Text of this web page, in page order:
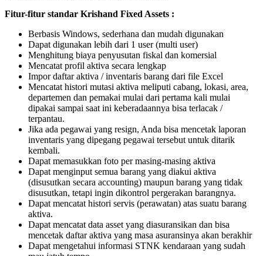
Fitur-fitur standar Krishand Fixed Assets :
Berbasis Windows, sederhana dan mudah digunakan
Dapat digunakan lebih dari 1 user (multi user)
Menghitung biaya penyusutan fiskal dan komersial
Mencatat profil aktiva secara lengkap
Impor daftar aktiva / inventaris barang dari file Excel
Mencatat histori mutasi aktiva meliputi cabang, lokasi, area,
departemen dan pemakai mulai dari pertama kali mulai
dipakai sampai saat ini keberadaannya bisa terlacak /
terpantau.
Jika ada pegawai yang resign, Anda bisa mencetak laporan
inventaris yang dipegang pegawai tersebut untuk ditarik
kembali.
Dapat memasukkan foto per masing-masing aktiva
Dapat menginput semua barang yang diakui aktiva
(disusutkan secara accounting) maupun barang yang tidak
disusutkan, tetapi ingin dikontrol pergerakan barangnya.
Dapat mencatat histori servis (perawatan) atas suatu barang
aktiva.
Dapat mencatat data asset yang diasuransikan dan bisa
mencetak daftar aktiva yang masa asuransinya akan berakhir
Dapat mengetahui informasi STNK kendaraan yang sudah